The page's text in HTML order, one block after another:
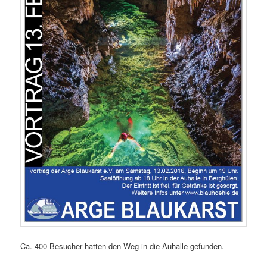
Ca. 400 Besucher hatten den Weg in die Auhalle gefunden.